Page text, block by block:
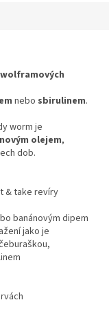
wolframových
nebo sbirulinem.
worm je
olejem,
dob.
& take revíry
banánovým dipem
jako je